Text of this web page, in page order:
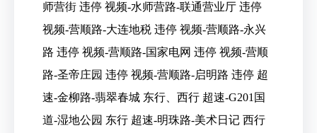
师营街 违停 视频-水师营路-联通营业厅 违停
视频-营顺路-大连地税 违停 视频-营顺路-永兴
路 违停 视频-营顺路-国家电网 违停 视频-营顺
路-圣帝庄园 违停 视频-营顺路-启明路 违停 超
速-金柳路-翡翠春城 东行、西行 超速-G201国
道-湿地公园 东行 超速-明珠路-美术日记 西行